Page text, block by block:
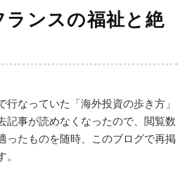
ランスの福祉と絶
行なっていた「海外投資の歩き方」
記事が読めなくなったので、閲覧数
ったものを随時、このブログで再掲